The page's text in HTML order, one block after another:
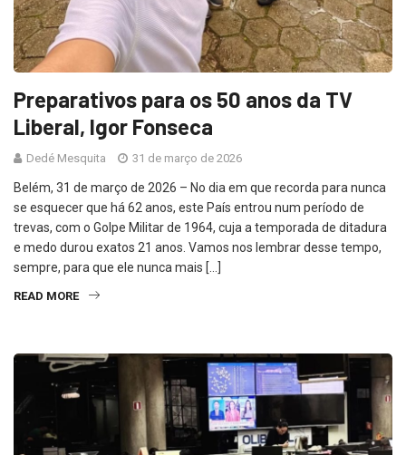
Preparativos para os 50 anos da TV
Liberal, Igor Fonseca
Dedé Mesquita 31 de março de 2026
Belém, 31 de março de 2026 – No dia em que recorda para nunca
se esquecer que há 62 anos, este País entrou num período de
trevas, com o Golpe Militar de 1964, cuja a temporada de ditadura
e medo durou exatos 21 anos. Vamos nos lembrar desse tempo,
sempre, para que ele nunca mais […]
READ MORE